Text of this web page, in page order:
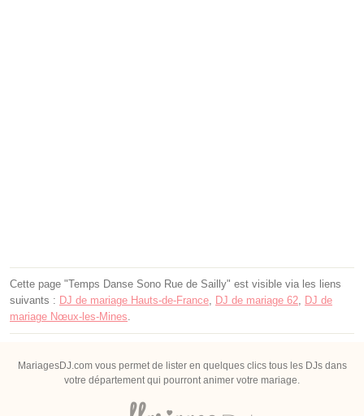
Cette page "Temps Danse Sono Rue de Sailly" est visible via les liens
suivants : DJ de mariage Hauts-de-France, DJ de mariage 62, DJ de
mariage Nœux-les-Mines.
MariagesDJ.com vous permet de lister en quelques clics tous les DJs dans
votre département qui pourront animer votre mariage.